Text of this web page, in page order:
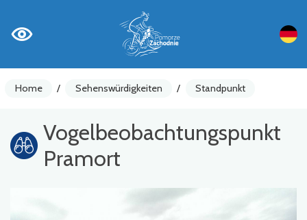
Home / Sehenswürdigkeiten / Standpunkt
Vogelbeobachtungspunkt
Pramort